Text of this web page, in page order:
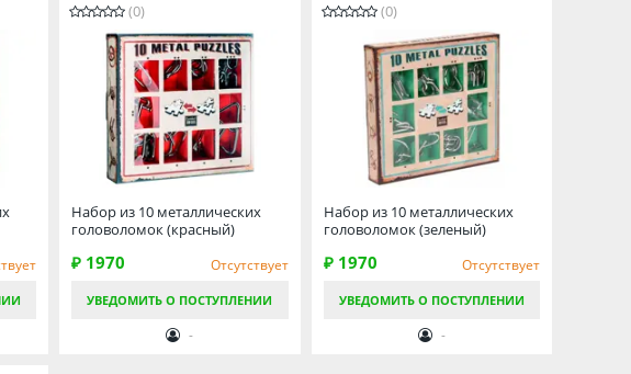
(0)
Набор из 10 металлических
головоломок (красный)
₽ 1970 Отсутствует
УВЕДОМИТЬ О ПОСТУПЛЕНИИ
-
(0)
Набор из 10 металлических
головоломок (зеленый)
₽ 1970 Отсутствует
УВЕДОМИТЬ О ПОСТУПЛЕНИИ
-